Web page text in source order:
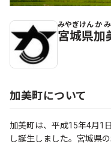
加美町のふるさと納税
宮城県
みやぎけん
加
か
加美町について
加美町は、平成15年4月1
し誕生しました。宮城県